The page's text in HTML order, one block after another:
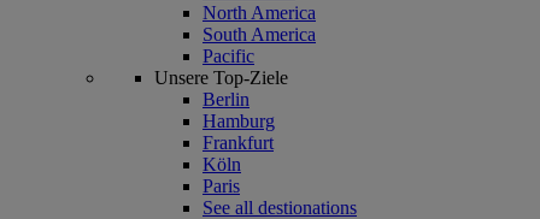
North America
South America
Pacific
Unsere Top-Ziele
Berlin
Hamburg
Frankfurt
Köln
Paris
See all destionations